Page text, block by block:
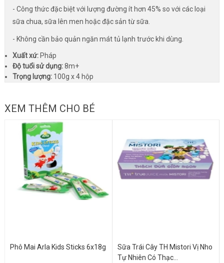
- Công thức đặc biệt với lượng đường ít hơn 45% so với các loại
sữa chua, sữa lên men hoặc đặc sản từ sữa.
- Không cần bảo quản ngăn mát tủ lạnh trước khi dùng.
Xuất xứ: Pháp
Độ tuổi sử dụng:8m+
Trọng lượng: 100g x 4 hộp
XEM THÊM CHO BÉ
Phô Mai Arla Kids Sticks 6x18g
Sữa Trái Cây TH Mistori Vị Nho
Tự Nhiên Có Thạc...